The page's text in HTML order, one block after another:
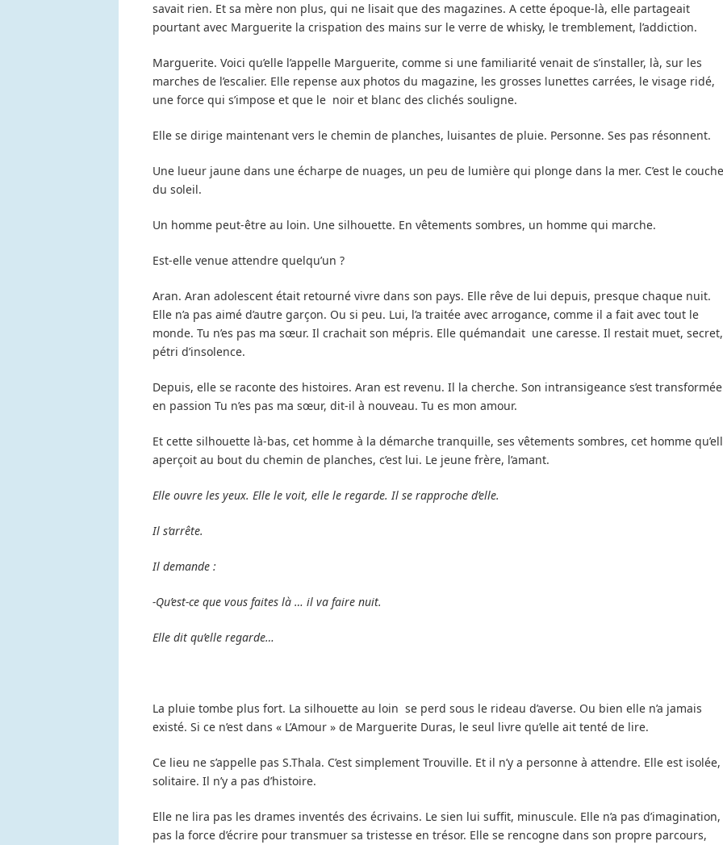
savait rien. Et sa mère non plus, qui ne lisait que des magazines. A cette époque-là, elle partageait
pourtant avec Marguerite la crispation des mains sur le verre de whisky, le tremblement, l’addiction.
Marguerite. Voici qu’elle l’appelle Marguerite, comme si une familiarité venait de s’installer, là, sur les
marches de l’escalier. Elle repense aux photos du magazine, les grosses lunettes carrées, le visage ridé,
une force qui s’impose et que le noir et blanc des clichés souligne.
Elle se dirige maintenant vers le chemin de planches, luisantes de pluie. Personne. Ses pas résonnent.
Une lueur jaune dans une écharpe de nuages, un peu de lumière qui plonge dans la mer. C’est le
du soleil.
Un homme peut-être au loin. Une silhouette. En vêtements sombres, un homme qui marche.
Est-elle venue attendre quelqu’un ?
Aran. Aran adolescent était retourné vivre dans son pays. Elle rêve de lui depuis, presque chaque nuit.
Elle n’a pas aimé d’autre garçon. Ou si peu. Lui, l’a traitée avec arrogance, comme il a fait avec tout le
monde. Tu n’es pas ma sœur. Il crachait son mépris. Elle quémandait une caresse. Il restait muet, secret,
pétri d’insolence.
Depuis, elle se raconte des histoires. Aran est revenu. Il la cherche. Son intransigeance s’est transformée
en passion Tu n’es pas ma sœur, dit-il à nouveau. Tu es mon amour.
Et cette silhouette là-bas, cet homme à la démarche tranquille, ses vêtements sombres, cet homme
aperçoit au bout du chemin de planches, c’est lui. Le jeune frère, l’amant.
Elle ouvre les yeux. Elle le voit, elle le regarde. Il se rapproche d’elle.
Il s’arrête.
Il demande :
-Qu’est-ce que vous faites là … il va faire nuit.
Elle dit qu’elle regarde…
La pluie tombe plus fort. La silhouette au loin se perd sous le rideau d’averse. Ou bien elle n’a jamais
existé. Si ce n’est dans « L’Amour » de Marguerite Duras, le seul livre qu’elle ait tenté de lire.
Ce lieu ne s’appelle pas S.Thala. C’est simplement Trouville. Et il n’y a personne à attendre. Elle est isolée,
solitaire. Il n’y a pas d’histoire.
Elle ne lira pas les drames inventés des écrivains. Le sien lui suffit, minuscule. Elle n’a pas d’imagination,
pas la force d’écrire pour transmuer sa tristesse en trésor. Elle se rencogne dans son propre parcours,